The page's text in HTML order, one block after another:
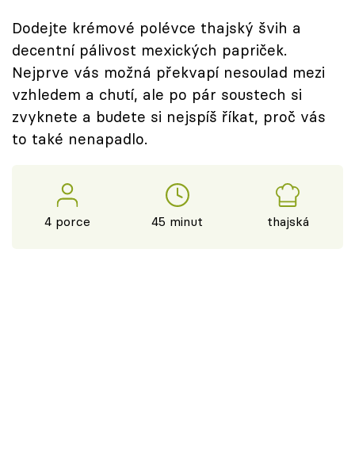
Přihlášení
Sledujte nás
Dodejte krémové polévce thajský švih a
decentní pálivost mexických papriček.
Nejprve vás možná překvapí nesoulad mezi
vzhledem a chutí, ale po pár soustech si
zvyknete a budete si nejspíš říkat, proč vás
to také nenapadlo.
4 porce 45 minut thajská